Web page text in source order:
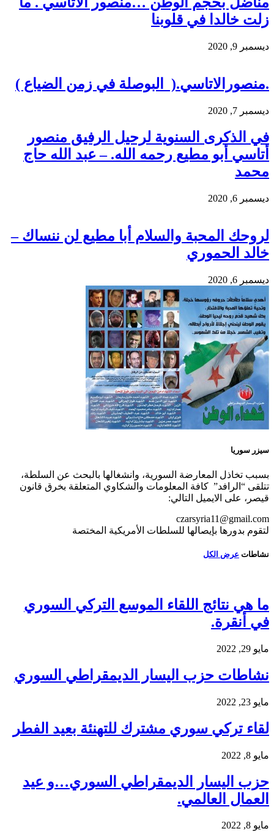
زلت خالدا في قلوبنا
ديسمبر 9, 2020
.منصورالاتاسي.( البوصلة في زمن الضياع )
ديسمبر 7, 2020
في الذكرى السنوية لرحيل الرفيق منصور
أتاسي أبو مطيع رحمه الله. – عبد الله حاج
محمد
ديسمبر 6, 2020
لروحك المحبة والسلام أبا مطيع لن ننساك –
خالد الحموري
ديسمبر 6, 2020
سيزر سوريا
بسبب تخاذل المعارضة السورية، وانشغالها بالبحث عن السلطة،
تتلقى “الرافد” كافة المعلومات والشكاوي المتعلقة بخرق قانون
قيصر، على الايميل التالي:
czarsyria11@gmail.com
لتقوم بدورها بإيصالها للسلطات الأمريكية المختصة
نشاطات عرض الكل
ما هي نتائج اللقاء الموسع التركي السوري
في أنقرة.
مايو 29, 2022
نشاطات حزب اليسار الديمقراطي السوري
مايو 23, 2022
لقاء تركي سوري مشترك للتهنئة بعيد الفطر
مايو 8, 2022
حزب اليسار الديمقراطي السوري…و عيد
العمال العالمي.
مايو 8, 2022